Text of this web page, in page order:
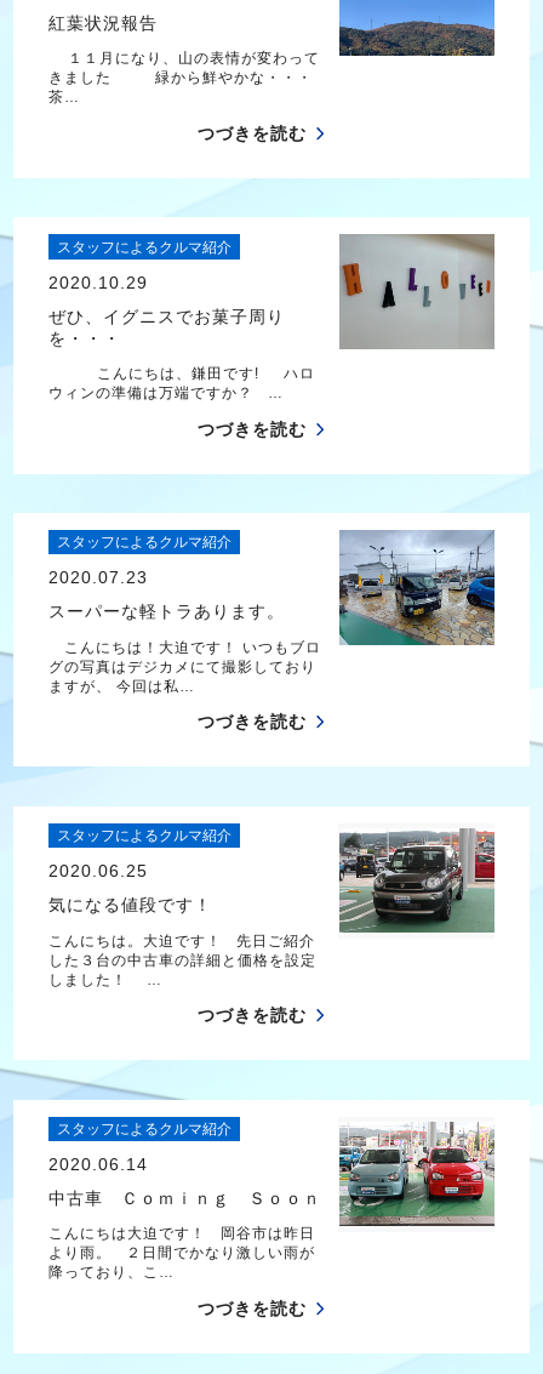
紅葉状況報告
１１月になり、山の表情が変わって
きました 緑から鮮やかな・・・
茶…
つづきを読む
スタッフによるクルマ紹介
2020.10.29
ぜひ、イグニスでお菓子周り
を・・・
こんにちは、鎌田です! ハロ
ウィンの準備は万端ですか？ …
つづきを読む
スタッフによるクルマ紹介
2020.07.23
スーパーな軽トラあります。
こんにちは！大迫です！ いつもブロ
グの写真はデジカメにて撮影しており
ますが、 今回は私…
つづきを読む
スタッフによるクルマ紹介
2020.06.25
気になる値段です！
こんにちは。大迫です！ 先日ご紹介
した３台の中古車の詳細と価格を設定
しました！ …
つづきを読む
スタッフによるクルマ紹介
2020.06.14
中古車 Ｃｏｍｉｎｇ Ｓｏｏｎ
こんにちは大迫です！ 岡谷市は昨日
より雨。 ２日間でかなり激しい雨が
降っており、こ…
つづきを読む